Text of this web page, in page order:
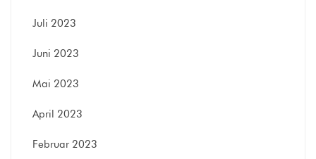
Juli 2023
Juni 2023
Mai 2023
April 2023
Februar 2023